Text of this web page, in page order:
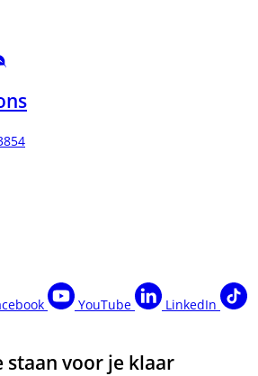
YouTube
LinkedIn
staan voor je klaar